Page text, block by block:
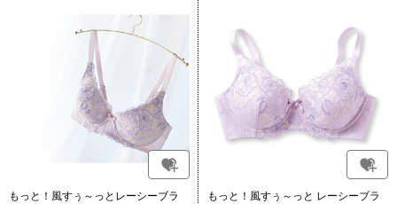
もっと！風すぅ～っとレーシーブラ
もっと！風すぅ～っと レーシーブラ